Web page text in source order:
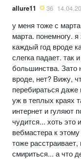
allure11 36
у меня тоже с
марта. понемногу.
каждый год вроде
слегка падает. так
большинства. Зато
вроде, нет? Вижу,
перебираться
уж в теплых краях
интернет и гуляют
чудится... хоть это
вебмастера к
тоже расстраивает,
смириться... а что